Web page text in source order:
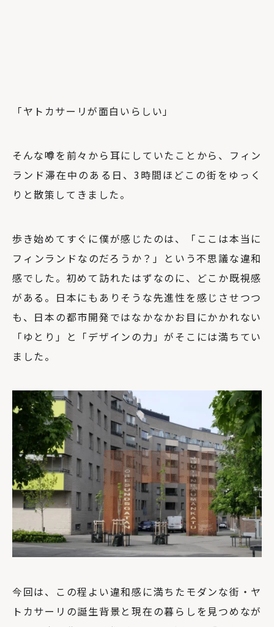
「ヤトカサーリが面白いらしい」
そんな噂を前々から耳にしていたことから、フィン
ランド滞在中のある日、3時間ほどこの街をゆっく
りと散策してきました。
歩き始めてすぐに僕が感じたのは、「ここは本当に
フィンランドなのだろうか？」という不思議な違和
感でした。初めて訪れたはずなのに、どこか既視感
がある。日本にもありそうな先進性を感じさせつつ
も、日本の都市開発ではなかなかお目にかかれない
「ゆとり」と「デザインの力」がそこには満ちてい
ました。
今回は、この程よい違和感に満ちたモダンな街・ヤ
トカサーリの誕生背景と現在の暮らしを見つめなが